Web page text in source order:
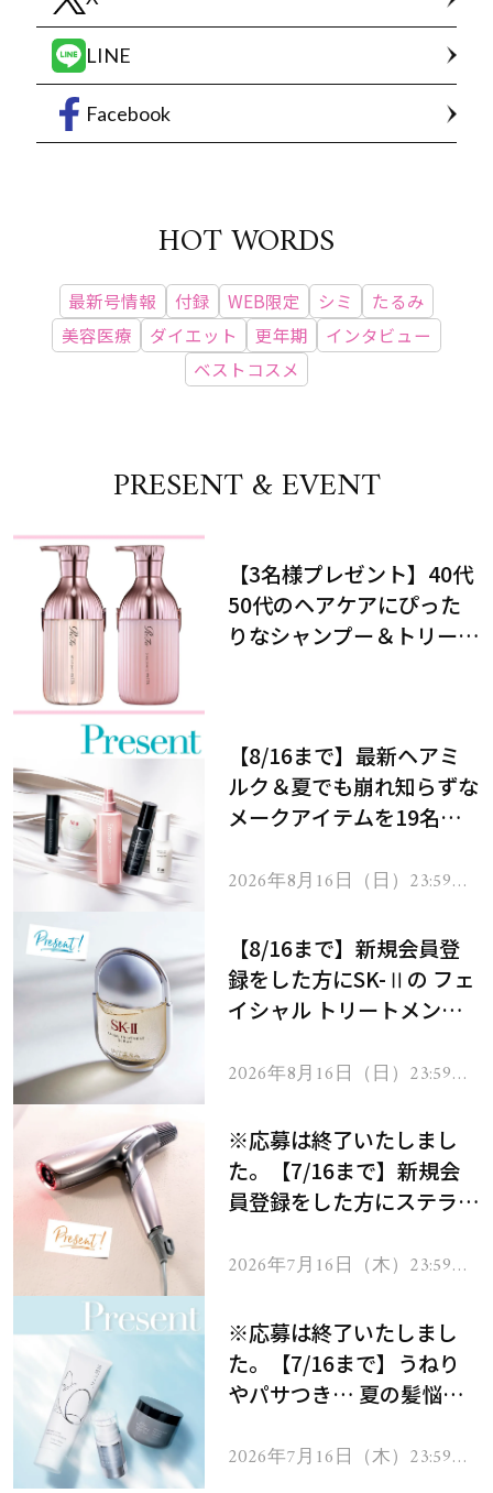
LINE
Facebook
HOT WORDS
最新号情報 付録 WEB限定 シミ
たるみ
美容医療
ダイエット 更年期
インタビュー
ベストコスメ
PRESENT & EVENT
【3名様プレゼント】40代
50代のヘアケアにぴった
りなシャンプー＆トリート
【8/16まで】最新ヘアミ
ルク＆夏でも崩れ知らずな
メークアイテムを19名様
2026年8月16日（日）23:59ま
【8/16まで】新規会員登
録をした方にSK-Ⅱの フェ
イシャル トリートメント
2026年8月16日（日）23:59ま
※応募は終了いたしまし
た。【7/16まで】新規会
員登録をした方にステラボ
ヘアドライヤー ジュエル
2026年7月16日（木）23:59ま
※応募は終了いたしまし
た。【7/16まで】うねり
やパサつき… 夏の髪悩み
ムを13名様にプレゼン
2026年7月16日（木）23:59ま